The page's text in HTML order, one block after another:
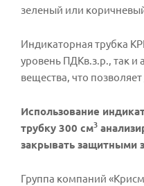
зеленый или
Индикаторная трубка
уровень ПДКв.з.р., так
вещества, что
Использование
трубку 300 см3
закрывать защитными
Группа компаний